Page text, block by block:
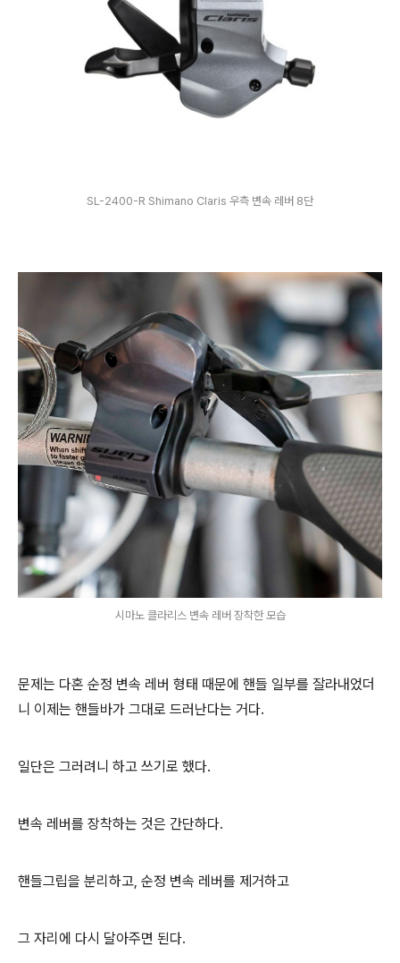
SL-2400-R Shimano Claris 우측 변속 레버 8단
시마노 클라리스 변속 레버 장착한 모습
문제는 다혼 순정 변속 레버 형태 때문에 핸들 일부를 잘라내었더
니 이제는 핸들바가 그대로 드러난다는 거다.
일단은 그러려니 하고 쓰기로 했다.
변속 레버를 장착하는 것은 간단하다.
핸들그립을 분리하고, 순정 변속 레버를 제거하고
그 자리에 다시 달아주면 된다.